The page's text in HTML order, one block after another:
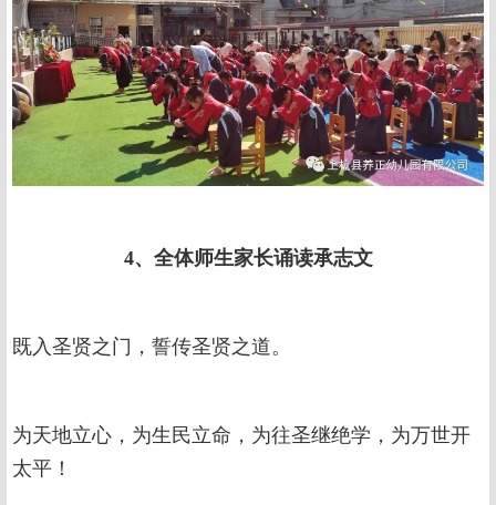
4、全体师生家长诵读承志文
既入圣贤之门，誓传圣贤之道。
为天地立心，为生民立命，为往圣继绝学，为万世开
太平！